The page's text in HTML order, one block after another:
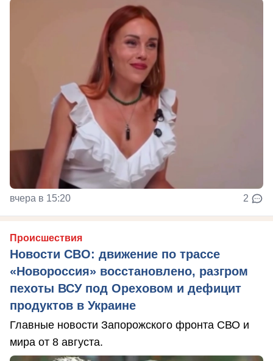
вчера в 15:20 2
Происшествия
Новости СВО: движение по трассе
«Новороссия» восстановлено, разгром
пехоты ВСУ под Ореховом и дефицит
продуктов в Украине
Главные новости Запорожского фронта СВО и
мира от 8 августа.